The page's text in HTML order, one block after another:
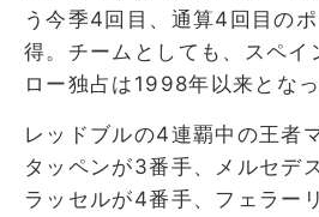
う今季4回目、通算4回目の
得。チームとしても、スペイ
ロー独占は1998年以来となっ
レッドブルの4連覇中の王者
タッペンが3番手、メルセデ
ラッセルが4番手、フェラー